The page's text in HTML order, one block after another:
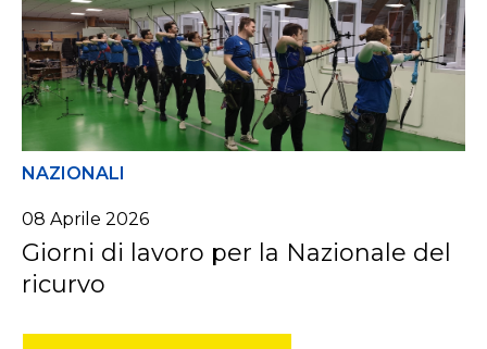
NAZIONALI
08 Aprile 2026
Giorni di lavoro per la Nazionale del
ricurvo